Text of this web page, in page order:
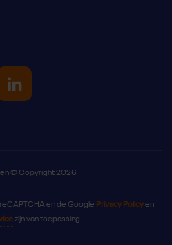
Facebook
op Instagram
Sporten op Youtube
Uniek Sporten op
© Copyright 2026
en de Google Privacy Policyen
zijn van toepassing.